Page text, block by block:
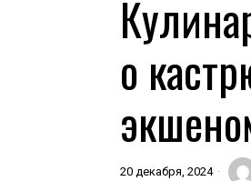
о
20 декабря, 2024